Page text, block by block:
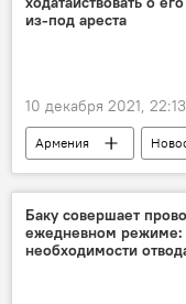
освобождение
из-под ареста
10 декабря 2021, 22:13
Армения
Политика
община
Горис
Менуа Овсепян
Баку совершает
ежедневном
необходимости